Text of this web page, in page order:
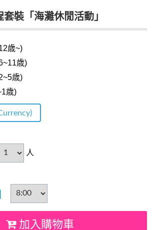
裝「海灘休閒活動」
歳~)
歳)
歳)
歳)
人
加入購物車